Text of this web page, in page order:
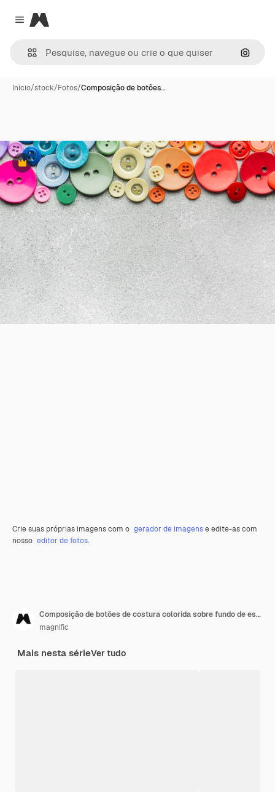
Close menu
Magnific
Início/stock/Fotos/Composição de botões…
Premium
Crie suas próprias imagens com o gerador de imagense edite-as com
nosso editor de fotos.
Composição de botões de costura colorida sobre fundo de espaço de cópia
magnific
Mais nesta sérieVer tudo